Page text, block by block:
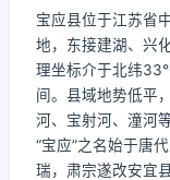
宝应县位于江苏省
地，东接建湖、兴
理坐标介于北纬
间。县域地势低平
河、宝射河、潼河
“宝应”之名始于唐
瑞，肃宗遂改安宜